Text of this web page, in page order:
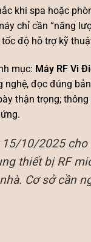
khi spa hoặc
chỉ cần “năng
độ hỗ trợ kỹ
mục: Máy RF Vi
đọc đúng
thận trọng;
10/2025
thiết bị RF
Cơ sở cần